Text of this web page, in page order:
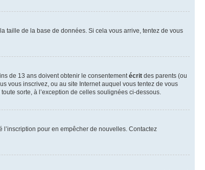
taille de la base de données. Si cela vous arrive, tentez de vous
de 13 ans doivent obtenir le consentementécrit des parents (ou
vous inscrivez, ou au site Internet auquel vous tentez de vous
sorte, à l’exception de celles soulignées ci-dessous.
l’inscription pour en empêcher de nouvelles. Contactez